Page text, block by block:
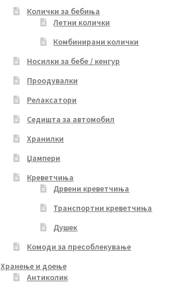
Колички за бебиња
Летни колички
Комбинирани колички
Носилки за бебе / кенгур
Проодувалки
Релаксатори
Седишта за автомобил
Хранилки
Џампери
Креветчиња
Дрвени креветчиња
Транспортни креветчиња
Душек
Комоди за пресоблекување
Хранење и доење
Антиколик